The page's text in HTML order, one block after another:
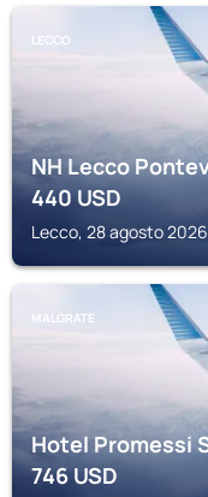
LECCO
NH Lecco
440USD
Lecco, 28 agosto
MALGRATE
Hotel Promessi
746USD